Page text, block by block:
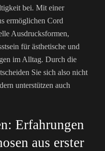
bei. Mit einer
ermöglichen Cord
Ausdrucksformen,
für ästhetische und
im Alltag. Durch die
Sie sich also nicht
unterstützen auch
Erfahrungen
aus erster